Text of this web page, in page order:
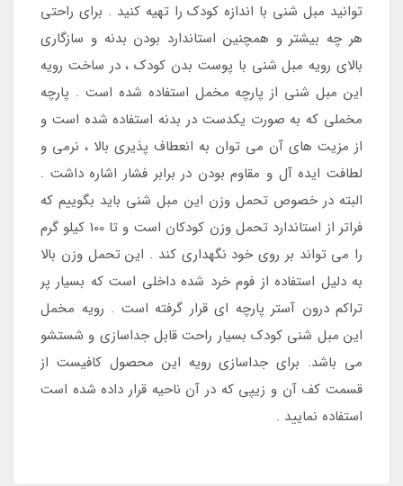
توانید مبل شنی با اندازه کودک را تهیه کنید . برای راحتی
هر چه بیشتر و همچنین استاندارد بودن بدنه و سازگاری
بالای رویه مبل شنی با پوست بدن کودک ، در ساخت رویه
این مبل شنی از پارچه مخمل استفاده شده است . پارچه
مخملی که به صورت یکدست در بدنه استفاده شده است و
از مزیت های آن می توان به انعطاف پذیری بالا ، نرمی و
لطافت ایده آل و مقاوم بودن در برابر فشار اشاره داشت .
البته در خصوص تحمل وزن این مبل شنی باید بگوییم که
فراتر از استاندارد تحمل وزن کودکان است و تا 100 کیلو گرم
را می تواند بر روی خود نگهداری کند . این تحمل وزن بالا
به دلیل استفاده از فوم خرد شده داخلی است که بسیار پر
تراکم درون آستر پارچه ای قرار گرفته است . رویه مخمل
این مبل شنی کودک بسیار راحت قابل جداسازی و شستشو
می باشد. برای جداسازی رویه این محصول کافیست از
قسمت کف آن و زیپی که در آن ناحیه قرار داده شده است
استفاده نمایید .